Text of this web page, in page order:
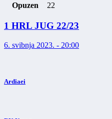
Opuzen
22
1 HRL JUG 22/23
6. svibnja 2023. - 20:00
Ardiaei